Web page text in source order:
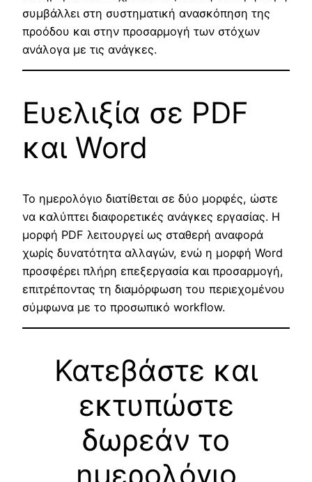
συμβάλλει στη συστηματική ανασκόπηση της
προόδου και στην προσαρμογή των στόχων
ανάλογα με τις ανάγκες.
Ευελιξία σε PDF
και Word
Το ημερολόγιο διατίθεται σε δύο μορφές, ώστε
να καλύπτει διαφορετικές ανάγκες εργασίας. Η
μορφή PDF λειτουργεί ως σταθερή αναφορά
χωρίς δυνατότητα αλλαγών, ενώ η μορφή Word
προσφέρει πλήρη επεξεργασία και προσαρμογή,
επιτρέποντας τη διαμόρφωση του περιεχομένου
σύμφωνα με το προσωπικό workflow.
Κατεβάστε και
εκτυπώστε
δωρεάν το
ημερολόγιο